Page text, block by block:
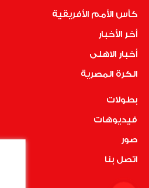
كأس الأمم الأفريقية
أخر الأخبار
أخبار الاهلى
الكرة المصرية
بطولات
فيديوهات
صور
اتصل بنا